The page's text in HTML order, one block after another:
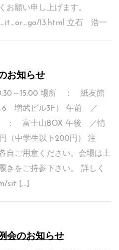
お願い申し上げます。
13.html 立石 浩一
お知らせ
～15:00 場所 ： 紙友館
3-6 増武ビル3F） 午前 ／
富士山BOX 午後 ／情
中学生以下200円） 注
ご用意ください。会場は土
きをご持参下さい。 詳しく
sit […]
会のお知らせ